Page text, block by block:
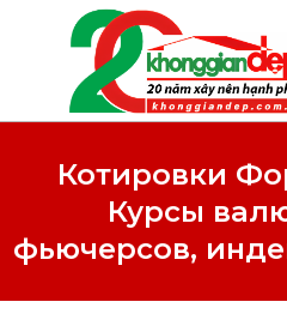
Котировки
Курсы
фьючерсов,